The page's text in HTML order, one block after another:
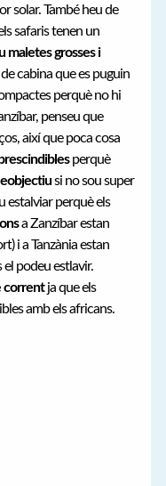
solar. També heu de
safaris tenen un
maletes grosses i
cabina que es puguin
perquè no hi
penseu que
així que poca cosa
perquè
si no sou super
estalviar perquè els
a Zanzíbar estan
i a Tanzània estan
el podeu estlavir.
correntja que els
amb els africans.